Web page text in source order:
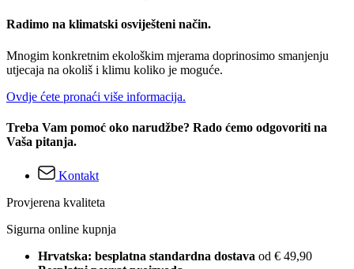
Radimo na klimatski osviješteni način.
Mnogim konkretnim ekološkim mjerama doprinosimo smanjenju
utjecaja na okoliš i klimu koliko je moguće.
Ovdje ćete pronaći više informacija.
Treba Vam pomoć oko narudžbe? Rado ćemo odgovoriti na
Vaša pitanja.
Kontakt
Provjerena kvaliteta
Sigurna online kupnja
Hrvatska: besplatna standardna dostava od € 49,90